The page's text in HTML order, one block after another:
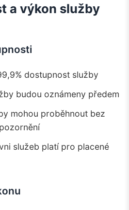
a výkon služby
dostupnost služby
budou oznámeny předem
mohou proběhnout bez
služeb platí pro placené